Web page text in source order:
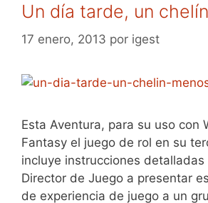
Un día tarde, un
17 enero, 2013 por igest
Esta Aventura, para su uso con
Fantasy el juego de rol en su
incluye instrucciones
Director de Juego a presentar
de experiencia de juego a un